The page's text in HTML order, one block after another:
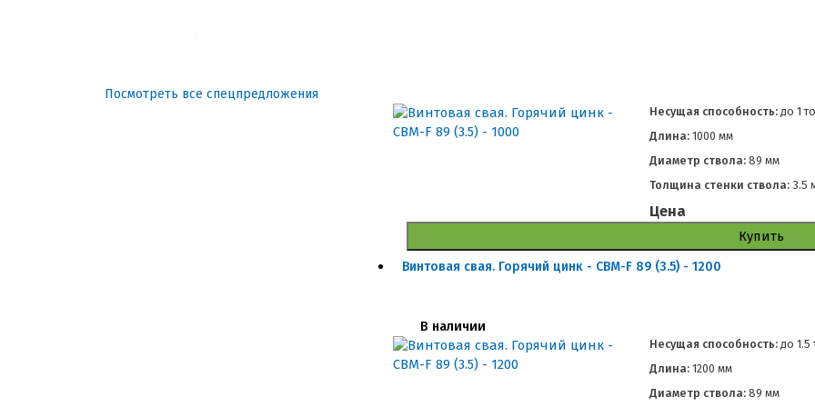
Посмотреть все спецпредложения
Несущая способность: до1
Длина: 1000 мм
Диаметр ствола: 89 мм
Толщина стенки ствола: 3.5
Цена
Купить
Винтовая свая. Горячий цинк - СВМ-F 89 (3.5) - 1200
В наличии
Несущая способность: до1.5
Длина: 1200 мм
Диаметр ствола: 89 мм